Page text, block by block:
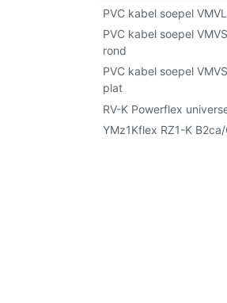
PVC kabel soepel
PVC kabel soepel
rond
PVC kabel soepel
plat
RV-K Powerflex
YMz1Kflex RZ1-K